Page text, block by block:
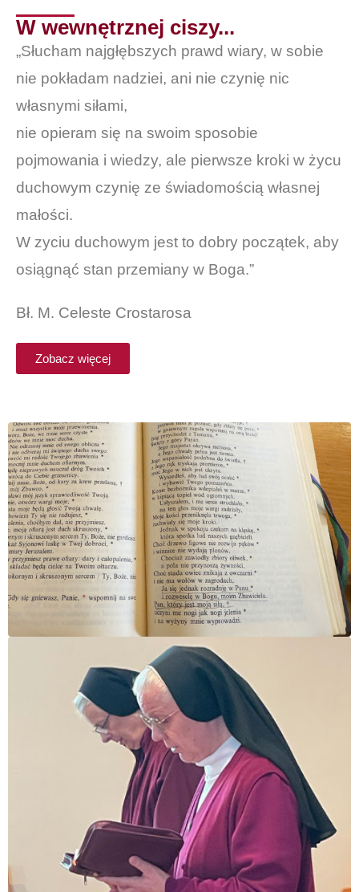
W wewnętrznej ciszy...
„Słucham najgłębszych prawd wiary, w sobie
nie pokładam nadziei, ani nie czynię nic
własnymi siłami,
nie opieram się na swoim sposobie
pojmowania i wiedzy, ale pierwsze kroki w życu
duchowym czynię ze świadomością własnej
małości.
W zyciu duchowym jest to dobry początek, aby
osiągnąć stan przemiany w Boga.”
Bł. M. Celeste Crostarosa
Zobacz więcej